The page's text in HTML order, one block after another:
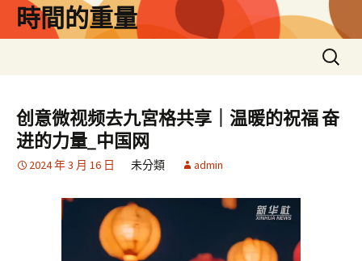
時間的重量
搜
尋
鍵
字:
创意微视频去九宮格共享｜温暖的祝福 奋
进的力量_中国网
2024 年 3 月 16 日 未分類 admin